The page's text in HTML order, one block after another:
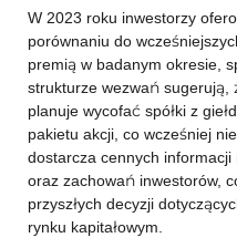
W 2023 roku inwestorzy
porównaniu do
premią w badanym okresie,
strukturze wezwań sugerują,
planuje wycofać spółki z
pakietu akcji, co wcześniej
dostarcza cennych
oraz zachowań inwestorów,
przyszłych decyzji
rynku kapitałowym.